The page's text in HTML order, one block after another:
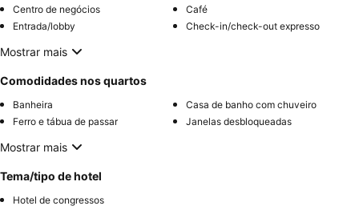
Centro de negócios
Café
Entrada/lobby
Check-in/check-out expresso
Mostrar mais
Comodidades nos quartos
Banheira
Casa de banho com chuveiro
Ferro e tábua de passar
Janelas desbloqueadas
Mostrar mais
Tema/tipo de hotel
Hotel de congressos